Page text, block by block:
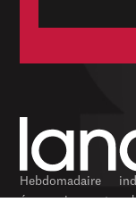
Hebdomadaire
économique et